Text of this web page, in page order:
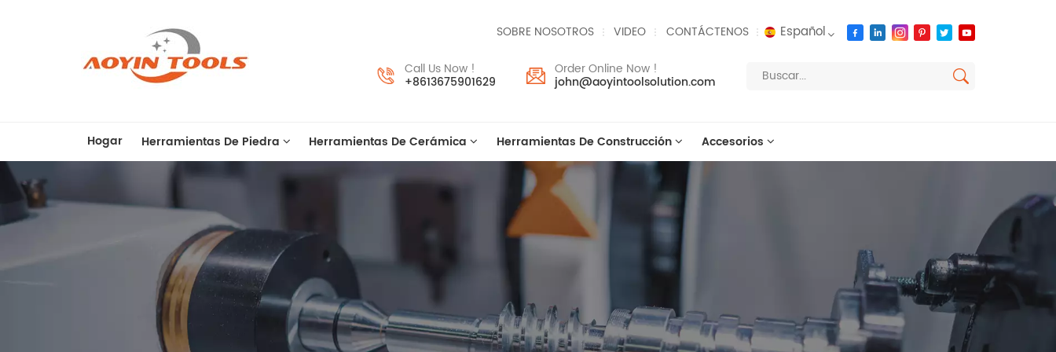
SOBRE NOSOTROS VIDEO CONTÁCTENOS Español
русский
Call Us Now !
+8613675901629
Order Online Now !
john@aoyintoolsolution.com
Hogar Herramientas De Piedra Herramientas De Cerámica Herramientas De Construcción Accesorios